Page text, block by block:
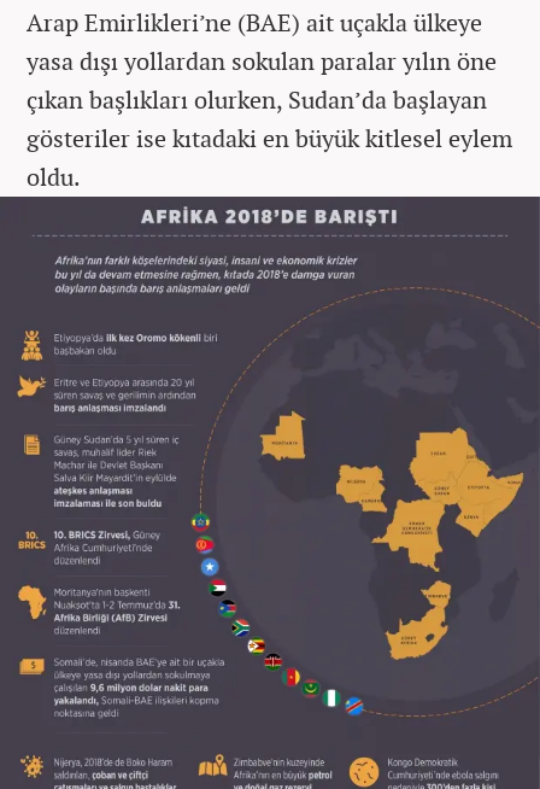
Arap Emirlikleri’ne (BAE) ait uçakla ülkeye
yasa dışı yollardan sokulan paralar yılın öne
çıkan başlıkları olurken, Sudan’da başlayan
gösteriler ise kıtadaki en büyük kitlesel eylem
oldu.